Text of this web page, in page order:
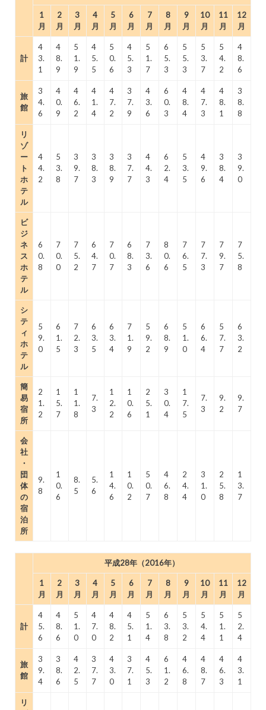
1
月
2
月
3
月
4
月
5
月
6
月
7
月
8
月
9
月
10
月
11
月
12
月
計
4
3.
1
4
8.
9
5
1.
9
4
5.
5
5
0.
6
4
5.
3
5
1.
7
6
5.
3
5
5.
3
5
3.
7
5
4.
2
4
8.
6
旅
館
3
4.
6
4
0.
9
4
6.
2
4
1.
4
4
7.
2
3
7.
9
4
3.
6
6
0.
3
4
8.
4
4
7.
3
4
8.
1
3
8.
8
リ
ゾ
ー
ト
ホ
テ
ル
4
4.
2
5
3.
8
3
9.
7
3
8.
3
3
8.
9
3
7.
7
4
4.
3
6
2.
4
5
3.
5
4
9.
6
3
8.
4
3
9.
0
ビ
ジ
ネ
ス
ホ
テ
ル
6
0.
8
7
0.
0
7
5.
2
6
4.
7
7
0.
7
6
8.
3
7
3.
6
8
0.
6
7
6.
5
7
7.
3
7
9.
7
7
5.
8
シ
テ
ィ
ホ
テ
ル
5
9.
0
6
1.
5
7
2.
3
6
3.
5
6
3.
4
7
1.
9
5
9.
2
6
8.
9
5
1.
0
6
6.
4
5
7.
7
6
3.
2
簡
易
宿
所
2
1.
2
1
5.
7
1
1.
8
7.
3
1
2.
2
1
0.
6
2
5.
1
3
0.
4
1
7.
5
7.
3
9.
2
9.
7
会
社
・
団
体
の
宿
泊
所
9.
8
1
0.
6
8.
5
5.
6
1
4.
6
1
0.
2
5
0.
7
4
6.
8
2
4.
4
3
1.
0
2
5.
8
1
3.
7
平成28年（2016年）
1
月
2
月
3
月
4
月
5
月
6
月
7
月
8
月
9
月
10
月
11
月
12
月
計
4
5.
6
4
8.
6
5
1.
0
4
7.
0
4
8.
2
4
5.
1
5
1.
4
6
3.
8
5
3.
2
5
4.
4
5
1.
1
5
2.
4
旅
館
3
9.
4
3
8.
6
4
2.
5
3
7.
7
4
3.
0
3
7.
1
4
5.
3
6
1.
2
4
6.
8
4
8.
7
4
6.
3
4
3.
1
リ